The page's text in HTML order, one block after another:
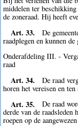
middelen ter
de zoneraad. Hij heeft
Art. 33.
De
raadplegen en kunnen
Onderafdeling III. -
raad
Art. 34.
De raad
horen het vereisen en
Art. 35.
De raad
derde van de
roepen op de